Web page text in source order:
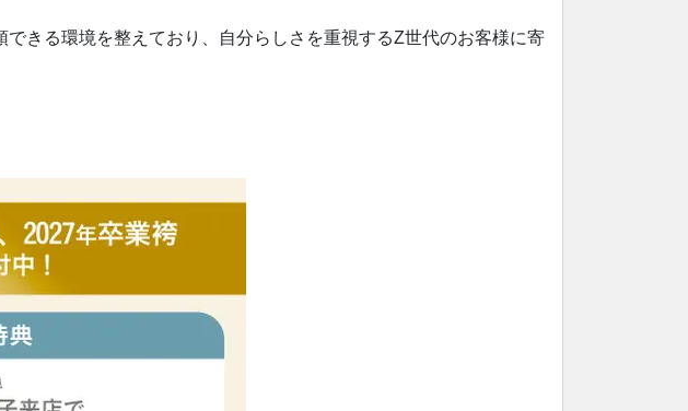
きる環境を整えており、自分らしさを重視するZ世代のお客様に寄